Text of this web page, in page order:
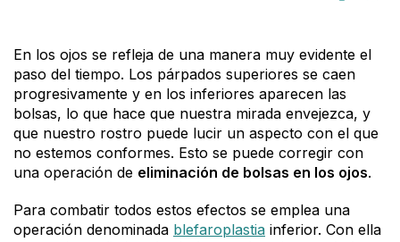
En los ojos se refleja de una manera muy evidente el
paso del tiempo. Los párpados superiores se caen
progresivamente y en los inferiores aparecen las
bolsas, lo que hace que nuestra mirada envejezca, y
que nuestro rostro puede lucir un aspecto con el que
no estemos conformes. Esto se puede corregir con
una operación de eliminación de bolsas en los ojos.
Para combatir todos estos efectos se emplea una
operación denominada blefaroplastia inferior. Con ella